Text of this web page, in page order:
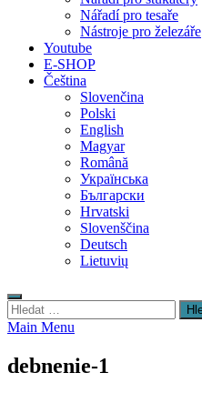
Nářadí pro tesaře
Nástroje pro železáře
Youtube
E-SHOP
Čeština
Slovenčina
Polski
English
Magyar
Română
Українська
Български
Hrvatski
Slovenščina
Deutsch
Lietuvių
Vyhledávání
Main Menu
debnenie-1